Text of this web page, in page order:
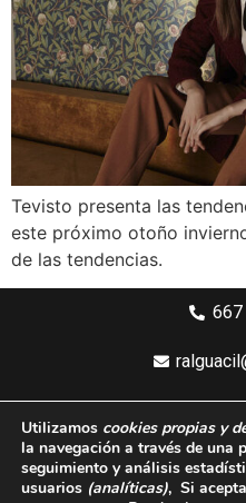
Tevisto presenta las
este próximo otoño
de las tendencias.
Utilizamos cookies propias y
la navegación a través de una
seguimiento y análisis
usuarios (analíticas), Si